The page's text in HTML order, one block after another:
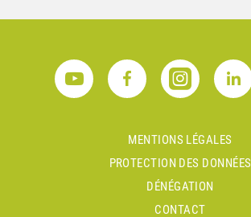
MENTIONS LÉGALES
PROTECTION DES DONNÉES
DÉNÉGATION
CONTACT